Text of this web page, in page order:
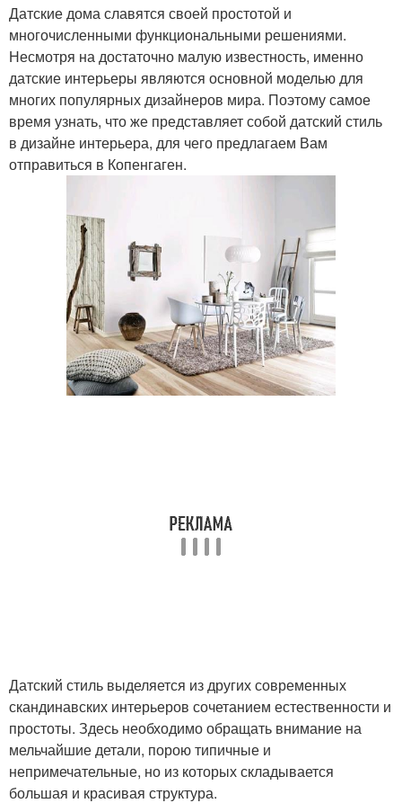
Датские дома славятся своей простотой и
многочисленными функциональными решениями.
Несмотря на достаточно малую известность, именно
датские интерьеры являются основной моделью для
многих популярных дизайнеров мира. Поэтому самое
время узнать, что же представляет собой датский стиль
в дизайне интерьера, для чего предлагаем Вам
отправиться в Копенгаген.
Датский стиль выделяется из других современных
скандинавских интерьеров сочетанием естественности и
простоты. Здесь необходимо обращать внимание на
мельчайшие детали, порою типичные и
непримечательные, но из которых складывается
большая и красивая структура.